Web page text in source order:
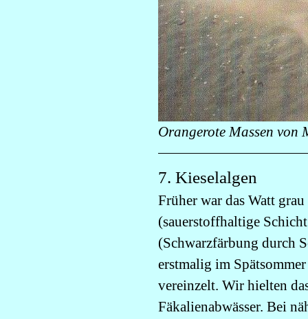
Orangerote Massen von
7. Kieselalgen
Früher war das Watt
(sauerstoffhaltige
(Schwarzfärbung durch
erstmalig im
vereinzelt. Wir hielten
Fäkalienabwässer. Bei